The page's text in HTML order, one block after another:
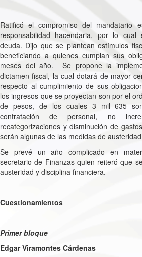
Ratificó el compromiso del mandatario
responsabilidad hacendaria, por lo
deuda. Dijo que se plantean estímulos
beneficiando a quienes cumplan sus
meses del año. Se propone la
dictamen fiscal, la cual dotará de mayor
respecto al cumplimiento de sus
los ingresos que se proyectan son por el
de pesos, de los cuales 3 mil 635
contratación de personal, no
recategorizaciones y disminución de
serán algunas de las medidas de
Se prevé un año complicado en
secretario de Finanzas quien reiteró que
austeridad y disciplina financiera.
Cuestionamientos
Primer bloque
Edgar Viramontes Cárdenas